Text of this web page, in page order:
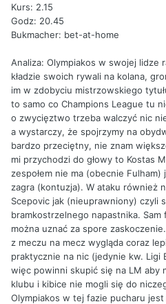
Kurs: 2.15
Godz: 20.45
Bukmacher: bet-at-home
Analiza: Olympiakos w swojej lidze
kładzie swoich rywali na kolana,
im w zdobyciu mistrzowskiego
to samo co Champions League tu
o zwycięztwo trzeba walczyć nic
a wystarczy, że spojrzymy na
bardzo przeciętny, nie znam
mi przychodzi do głowy to Kostas
zespołem nie ma (obecnie
zagra (kontuzja). W ataku również
Scepovic jak (nieuprawniony) czyli
bramkostrzelnego napastnika.
można uznać za spore
z meczu na mecz wygląda coraz
praktycznie na nic (jedynie kw. Ligi
więc powinni skupić się na LM aby
klubu i kibice nie mogli się do
Olympiakos w tej fazie pucharu jest